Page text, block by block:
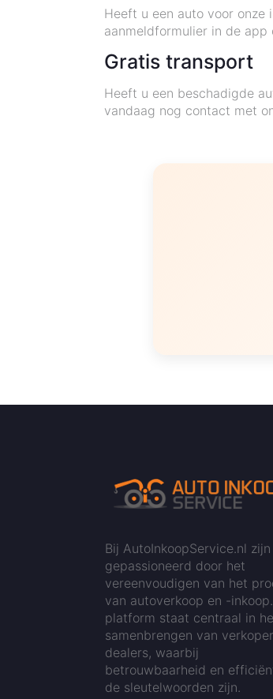
Heeft u een auto voor
aanmeldformulier in de
Gratis transport
Heeft u een beschadigde
vandaag nog contact met
Bij AutoInkoopService.nl
gepassioneerd door het
vereenvoudigen van het
van autoverkoop en -
platform staat centraal in
samenbrengen van
dealers, waarbij
betrouwbaarheid en
de sleutelwoorden zijn.